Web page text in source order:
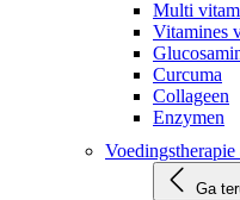
Multi
Vitamines
Curcuma
Collageen
Enzymen
Ga